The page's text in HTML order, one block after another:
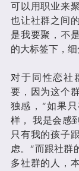
可以用职业来
也让社群之间
是我要聚，不
的大标签下，细
对于同性恋社
要，因为这个
独感，“如果
样， 我是会感
只有我的孩子
虑。”而跟社群
多社群的人，